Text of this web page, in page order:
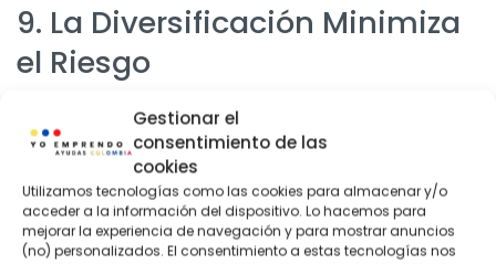
Gestionar el
consentimiento de las
cookies
Utilizamos tecnologías como las cookies para almacenar y/o
acceder a la información del dispositivo. Lo hacemos para
mejorar la experiencia de navegación y para mostrar anuncios
(no) personalizados. El consentimiento a estas tecnologías nos
9. La Diversificación Minimiza
el Riesgo
tus inversiones puede ayudarte a reducir
el riesgo, pero concentrarse en pocas inversiones de
alta rentabilidad puede acelerar el crecimiento de tu
patrimonio. Conocer cuándo diversificar y cuándo
enfocarse es esencial.